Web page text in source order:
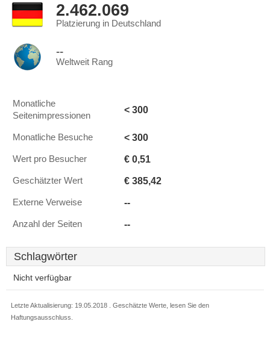
2.462.069
Platzierung in Deutschland
--
Weltweit Rang
Monatliche
Seitenimpressionen
< 300
Monatliche Besuche < 300
Wert pro Besucher € 0,51
Geschätzter Wert € 385,42
Externe Verweise --
Anzahl der Seiten --
Schlagwörter
Nicht verfügbar
Letzte Aktualisierung: 19.05.2018 . Geschätzte Werte, lesen Sie den
Haftungsausschluss.